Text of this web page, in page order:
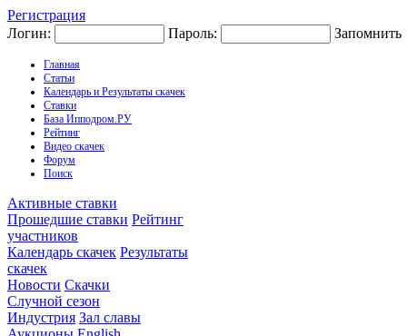
Регистрация
Логин:
Пароль: Запомнить
Главная
Статьи
Календарь и Результаты скачек
Ставки
База Ипподром.РУ
Рейтинг
Видео скачек
Форум
Поиск
Активные ставки
Прошедшие ставки Рейтинг
участников
Календарь скачек Результаты
скачек
Новости Скачки
Случной сезон
Индустрия Зал славы